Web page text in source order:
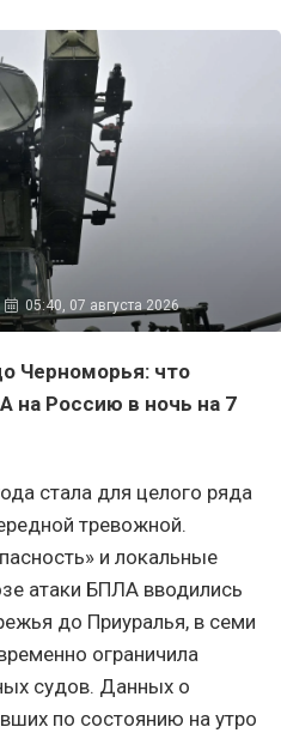
05:40, 07 августа 2026
Черноморья: что
на Россию в ночь на 7
стала для целого ряда
тревожной.
и локальные
атаки БПЛА вводились
до Приуралья, в семи
ограничила
судов. Данных о
по состоянию на утро